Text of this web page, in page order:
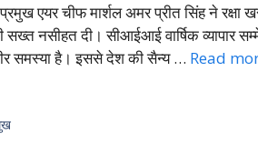
एयर चीफ मार्शल अमर प्रीत सिंह ने रक्षा
नसीहत दी। सीआईआई वार्षिक व्यापार
समस्या है। इससे देश की सैन्य … Read